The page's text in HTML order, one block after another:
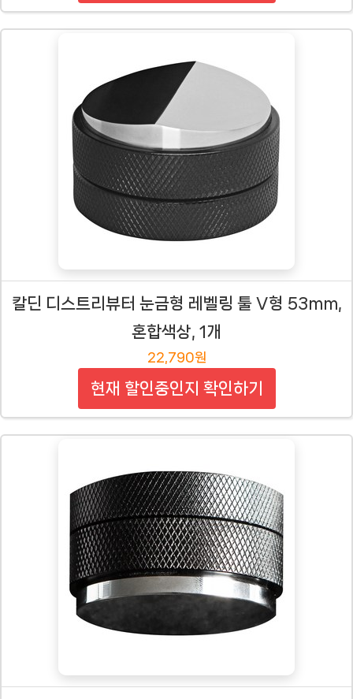
칼딘 디스트리뷰터 눈금형 레벨링 툴 V형 53mm,
혼합색상, 1개
22,790원
현재 할인중인지 확인하기